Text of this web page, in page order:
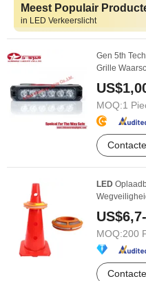
Meest Populair
in LED Verkeerslicht
Gen 5th
Grille
MOQ:1
LED
MOQ:200